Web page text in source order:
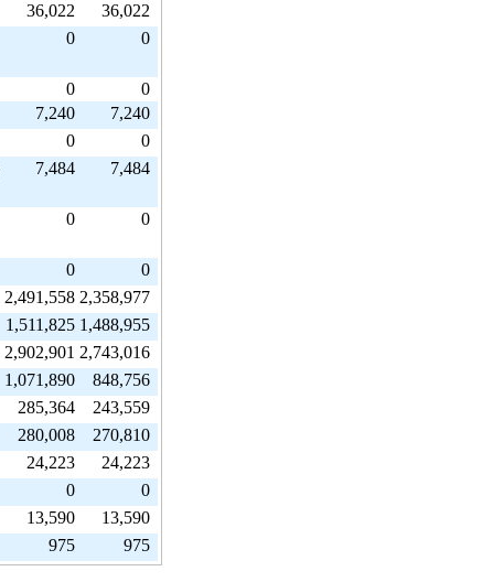
36,022
36,022
0 0
0
0
7,240
7,240
0
0
7,484 7,484
0 0
0
0
2,491,558 2,358,977
1,511,825 1,488,955
2,902,901 2,743,016
1,071,890
848,756
285,364
243,559
280,008
270,810
24,223
24,223
0
0
13,590
13,590
975 975